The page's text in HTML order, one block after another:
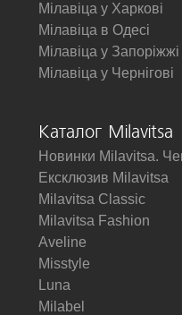
Мілавіца у Харкові
Мілавіца в Одесі
Мілавіца у Запоріжжі
Мілавіца у Чернігові
Каталог Milavitsa
Новинки Milavitsa.
Ексклюзив Milavitsa
Milavitsa Classic
Milavitsa Fashion
Aveline
Misstyle
Luna
Milabel